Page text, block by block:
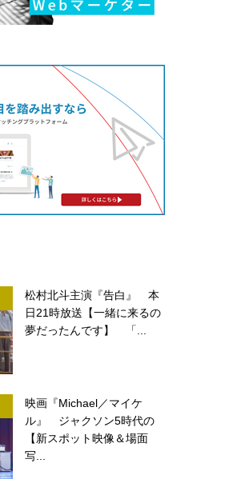
松村北斗主演『告白』 本
日21時放送【一緒に来るの
夢だったんです】 「...
映画『Michael／マイケ
ル』 ジャクソン5時代の
【新スポット映像＆場面
写...